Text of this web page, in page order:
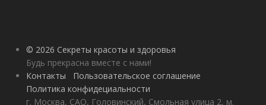
© 2026 Секреты красоты и здоровья
Будь прекрасна вместе с нами!
Контакты
Пользовательское соглашение
Политика конфидециальности
г. Москва, САО, Головинский, Смольная улица 2, м.